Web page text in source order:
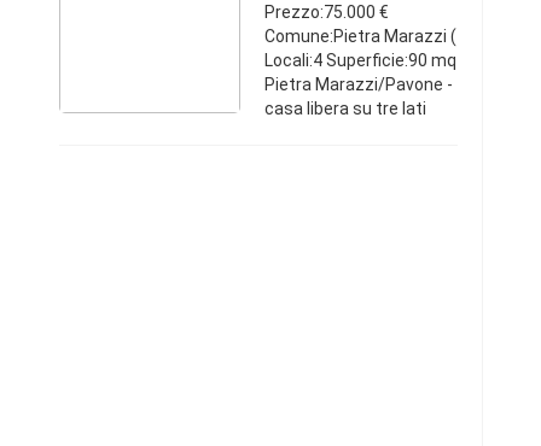
Prezzo:75.000 €
Comune:Pietra Marazzi (
Locali:4 Superficie:90 mq
Pietra Marazzi/Pavone -
casa libera su tre lati